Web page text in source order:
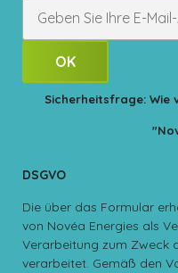
Sicherheitsfrage: Wie
DSGVO
Die über das Formular
von Novéa Energies als
Verarbeitung zum Zweck
verarbeitet. Gemäß den